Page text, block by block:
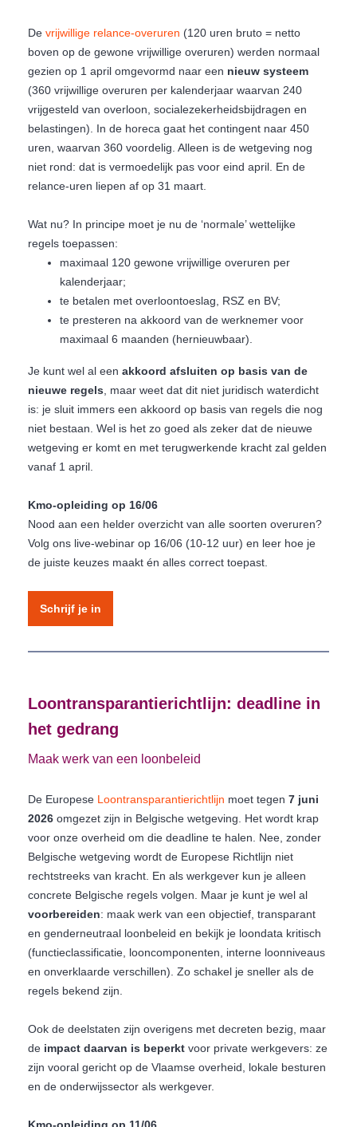
De vrijwillige relance-overuren (120 uren bruto = netto
boven op de gewone vrijwillige overuren) werden normaal
gezien op 1 april omgevormd naar een nieuw systeem
(360 vrijwillige overuren per kalenderjaar waarvan 240
vrijgesteld van overloon, socialezekerheidsbijdragen en
belastingen). In de horeca gaat het contingent naar 450
uren, waarvan 360 voordelig. Alleen is de wetgeving nog
niet rond: dat is vermoedelijk pas voor eind april. En de
relance-uren liepen af op 31 maart.
Wat nu? In principe moet je nu de ‘normale’ wettelijke
regels toepassen:
maximaal 120 gewone vrijwillige overuren per
kalenderjaar;
te betalen met overloontoeslag, RSZ en BV;
te presteren na akkoord van de werknemer voor
maximaal 6 maanden (hernieuwbaar).
Je kunt wel al een akkoord afsluiten op basis van de
nieuwe regels , maar weet dat dit niet juridisch waterdicht
is: je sluit immers een akkoord op basis van regels die nog
niet bestaan. Wel is het zo goed als zeker dat de nieuwe
wetgeving er komt en met terugwerkende kracht zal gelden
vanaf 1 april.
Kmo-opleiding op 16/06
Nood aan een helder overzicht van alle soorten overuren?
Volg ons live-webinar op 16/06 (10-12 uur) en leer hoe je
de juiste keuzes maakt én alles correct toepast.
Schrijf je in
Loontransparantierichtlijn: deadline in
het gedrang
Maak werk van een loonbeleid
De Europese Loontransparantierichtlijn moet tegen 7 juni
2026 omgezet zijn in Belgische wetgeving. Het wordt krap
voor onze overheid om die deadline te halen. Nee, zonder
Belgische wetgeving wordt de Europese Richtlijn niet
rechtstreeks van kracht. En als werkgever kun je alleen
concrete Belgische regels volgen. Maar je kunt je wel al
voorbereiden: maak werk van een objectief, transparant
en genderneutraal loonbeleid en bekijk je loondata kritisch
(functieclassificatie, looncomponenten, interne loonniveaus
en onverklaarde verschillen). Zo schakel je sneller als de
regels bekend zijn.
Ook de deelstaten zijn overigens met decreten bezig, maar
de impact daarvan is beperkt voor private werkgevers: ze
zijn vooral gericht op de Vlaamse overheid, lokale besturen
en de onderwijssector als werkgever.